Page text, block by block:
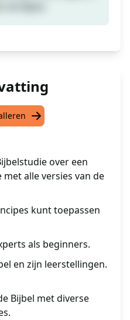
over een
alle versies van de
kunt toepassen
als beginners.
en zijn leerstellingen.
Bijbel met diverse